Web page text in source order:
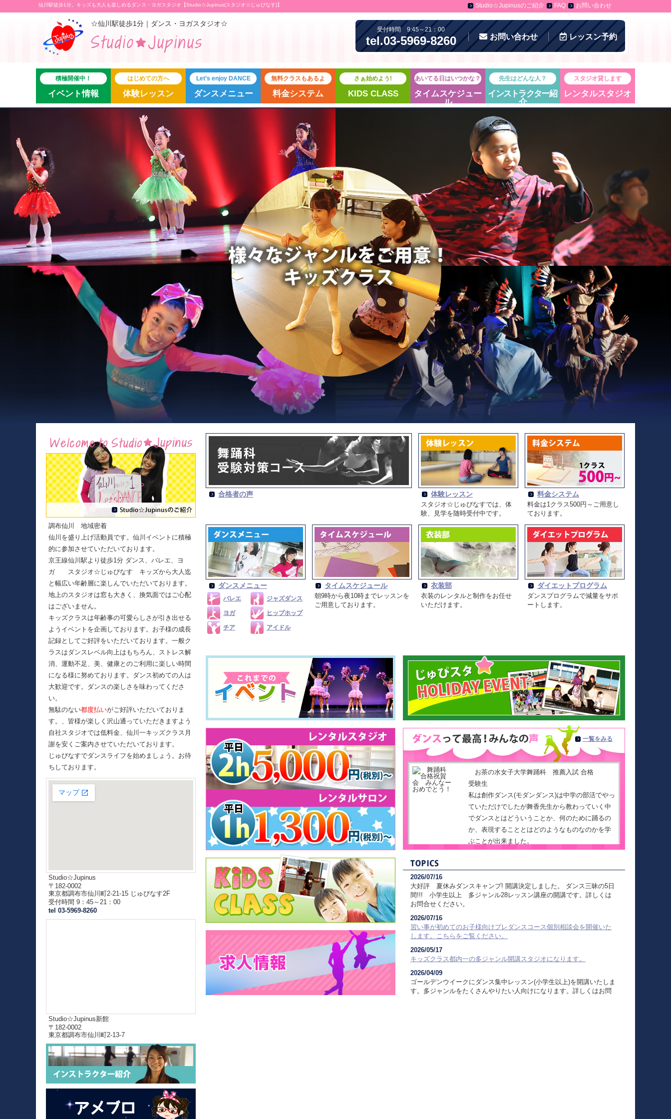
仙川駅徒歩1分。キッズも大人も楽しめるダンス・ヨガスタジオ【Studio☆Jupinus(スタジオ☆じゅぴなす)】 Studio☆Jupinusのご紹介 FAQ お問い合わせ
☆仙川駅徒歩1分｜ダンス・ヨガスタジオ☆
受付時間 9:45～21：00
tel.03-5969-8260 お問い合わせ レッスン予約
積極開催中！
イベント情報
はじめての方へ
体験レッスン
Let’s enjoy DANCE
ダンスメニュー
無料クラスもあるよ
料金システム
さぁ始めよう!
KIDS CLASS
あいてる日はいつかな？
タイムスケジュー
ル
先生はどんな人？
インストラクター紹
介
スタジオ貸します
レンタルスタジオ
合格者の声 体験レッスン
スタジオ☆じゅぴなすでは、体
験、見学を随時受付中です。
料金システム
料金は1クラス500円～ご用意し
ております。
ダンスメニュー
バレエ
ヨガ
チア
ジャズダンス
ヒップホップ
アイドル
タイムスケジュール
朝9時から夜10時までレッスンを
ご用意しております。
衣装部
衣装のレンタルと制作をお任せ
いただけます。
ダイエットプログラム
ダンスプログラムで減量をサポ
ートします。
一覧をみる
お茶の水女子大学舞踊科 推薦入試 合格
受験生
私は創作ダンス(モダンダンス)は中学の部活でやっ
ていただけでしたが舞香先生から教わっていく中
でダンスとはどういうことか、何のために踊るの
か、表現することとはどのようなものなのかを学
ぶことが出来ました。
などを明確にすることができました。
舞香先生から習ったことをべ－スにお茶大でも
本当にありがとうございました。
この度は娘が大変お世話になりました。
実技テストの既成作品について悩んでいるところ
2026/07/16
大好評 夏休みダンスキャンプ! 開講決定しました。 ダンス三昧の5日
間!!! 小学生以上 多ジャンル28レッスン講座の開講です。詳しくは
お問合せください。
2026/07/16
習い事が初めてのお子様向けプレダンスコース個別相談会を開催いた
します。こちらをご覧ください。
2026/05/17
キッズクラス都内一の多ジャンル開講スタジオになります。
2026/04/09
ゴールデンウイークにダンス集中レッスン(小学生以上)を開講いたしま
す。多ジャンルをたくさんやりたい人向けになります。詳しくはお問
調布仙川 地域密着
仙川を盛り上げ活動員です。仙川イベントに積極
的に参加させていただいております。
京王線仙川駅より徒歩1分 ダンス、バレエ、ヨ
ガ スタジオ☆じゅぴなす キッズから大人迄
と幅広い年齢層に楽しんでいただいております。
地上のスタジオは窓も大きく、換気面ではご心配
はございません。
キッズクラスは年齢事の可愛らしさが引き出せる
ようイベントを企画しております。お子様の成長
記録としてご好評をいただいております。一般ク
ラスはダンスレベル向上はもちろん、ストレス解
消、運動不足、美、健康とのご利用に楽しい時間
になる様に努めております。ダンス初めての人は
大歓迎です。ダンスの楽しさを味わってくださ
い。
無駄のない都度払いがご好評いただいておりま
す。、皆様が楽しく沢山通っていただきますよう
自社スタジオでは低料金、仙川一キッズクラス月
謝を安くご案内させていただいております。
じゅぴなすでダンスライフを始めましょう。お待
ちしております。
Studio☆Jupinus
〒182-0002
東京都調布市仙川町2-21-15 じゅぴなす2F
受付時間 9：45～21：00
tel 03-5969-8260
Studio☆Jupinus新館
〒182-0002
東京都調布市仙川町2-13-7